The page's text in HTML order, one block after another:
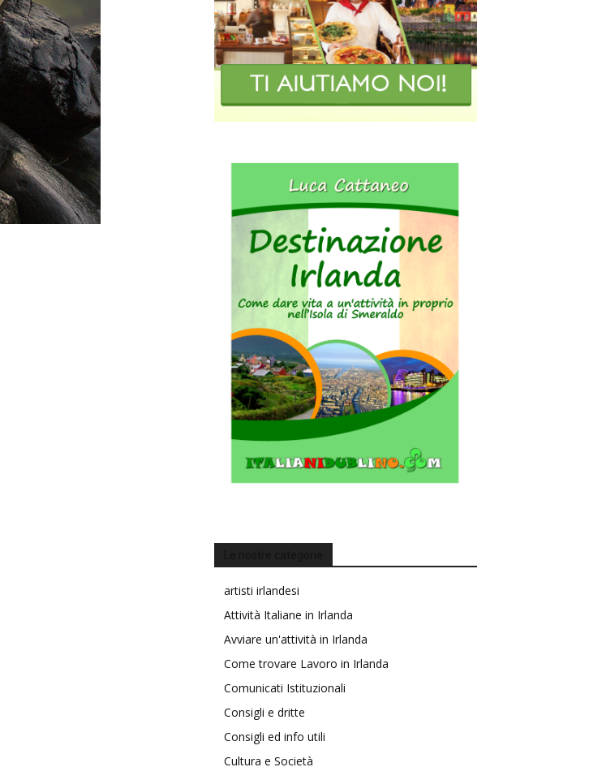
artisti irlandesi
Attività Italiane in Irlanda
Avviare un'attività in Irlanda
Come trovare Lavoro in Irlanda
Comunicati Istituzionali
Consigli e dritte
Consigli ed info utili
Cultura e Società